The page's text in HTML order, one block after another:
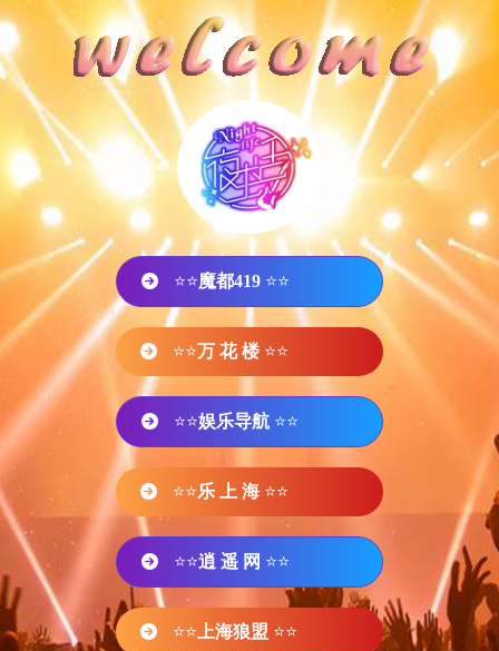
⭐⭐魔都419 ⭐⭐
⭐⭐万 花 楼 ⭐⭐
⭐⭐娱乐导航 ⭐⭐
⭐⭐乐 上 海 ⭐⭐
⭐⭐逍 遥 网 ⭐⭐
⭐⭐ 上海狼盟 ⭐⭐